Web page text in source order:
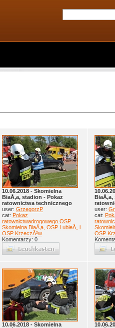
10.06.2018 - Skomielna
BiaÅ‚a, stadion - Pokaz
ratownictwa technicznego
user: GrzegorzP
cat: Pokaz
ratownictwadrogowego OSP
Skomielna BiaÅ‚a, OSP LubieÅ„ i
OSP KrzeczÃ³w
Komentarzy: 0
user:
cat:
OSP
10.06.2018 - Skomielna